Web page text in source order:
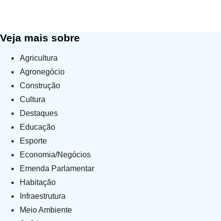
Veja mais sobre
Agricultura
Agronegócio
Construção
Cultura
Destaques
Educação
Esporte
Economia/Negócios
Emenda Parlamentar
Habitação
Infraestrutura
Meio Ambiente